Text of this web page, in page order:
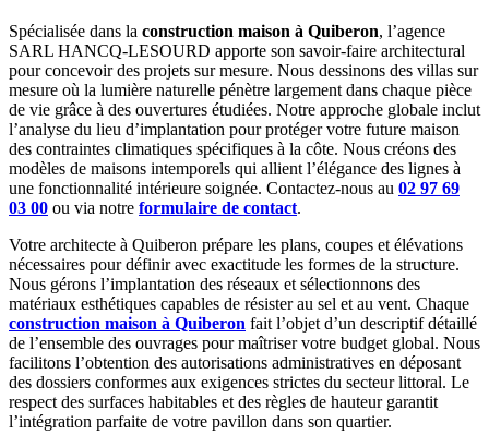
Spécialisée dans la construction maison à Quiberon, l’agence
SARL HANCQ-LESOURD apporte son savoir-faire architectural
pour concevoir des projets sur mesure. Nous dessinons des villas sur
mesure où la lumière naturelle pénètre largement dans chaque pièce
de vie grâce à des ouvertures étudiées. Notre approche globale inclut
l’analyse du lieu d’implantation pour protéger votre future maison
des contraintes climatiques spécifiques à la côte. Nous créons des
modèles de maisons intemporels qui allient l’élégance des lignes à
une fonctionnalité intérieure soignée. Contactez-nous au 02 97 69
03 00 ou via notre formulaire de contact.
Votre architecte à Quiberon prépare les plans, coupes et élévations
nécessaires pour définir avec exactitude les formes de la structure.
Nous gérons l’implantation des réseaux et sélectionnons des
matériaux esthétiques capables de résister au sel et au vent. Chaque
construction maison à Quiberon fait l’objet d’un descriptif détaillé
de l’ensemble des ouvrages pour maîtriser votre budget global. Nous
facilitons l’obtention des autorisations administratives en déposant
des dossiers conformes aux exigences strictes du secteur littoral. Le
respect des surfaces habitables et des règles de hauteur garantit
l’intégration parfaite de votre pavillon dans son quartier.